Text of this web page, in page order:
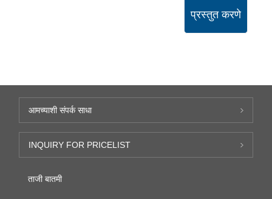
प्रस्तुत करणे
आमच्याशी संपर्क साधा
INQUIRY FOR PRICELIST
ताजी बातमी